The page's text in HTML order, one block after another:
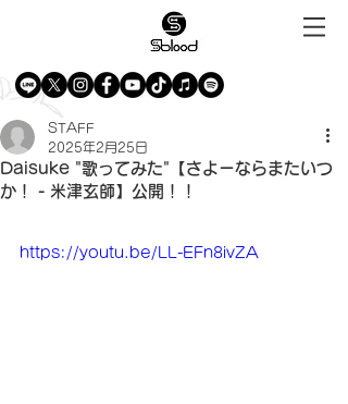
Daisuke "歌ってみた"【さよーならまたいつ
か！ - 米津玄師】公開！！
STAFF
2025年2月25日
https://youtu.be/LL-EFn8ivZA